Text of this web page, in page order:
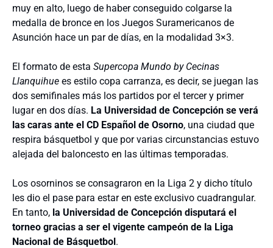
muy en alto, luego de haber conseguido colgarse la
medalla de bronce en los Juegos Suramericanos de
Asunción hace un par de días, en la modalidad 3×3.
El formato de esta Supercopa Mundo by Cecinas
Llanquihue es estilo copa carranza, es decir, se juegan las
dos semifinales más los partidos por el tercer y primer
lugar en dos días. La Universidad de Concepción se verá
las caras ante el CD Español de Osorno, una ciudad que
respira básquetbol y que por varias circunstancias estuvo
alejada del baloncesto en las últimas temporadas.
Los osorninos se consagraron en la Liga 2 y dicho título
les dio el pase para estar en este exclusivo cuadrangular.
En tanto, la Universidad de Concepción disputará el
torneo gracias a ser el vigente campeón de la Liga
Nacional de Básquetbol.